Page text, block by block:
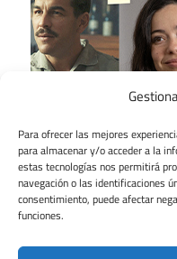
Para ofrecer las mejores
para almacenar y/o acceder a la
estas tecnologías nos permitirá
navegación o las identificaciones
consentimiento, puede afectar
funciones.